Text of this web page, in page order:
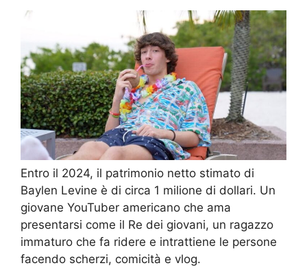
Entro il 2024, il patrimonio netto stimato di
Baylen Levine è di circa 1 milione di dollari. Un
giovane YouTuber americano che ama
presentarsi come il Re dei giovani, un ragazzo
immaturo che fa ridere e intrattiene le persone
facendo scherzi, comicità e vlog.